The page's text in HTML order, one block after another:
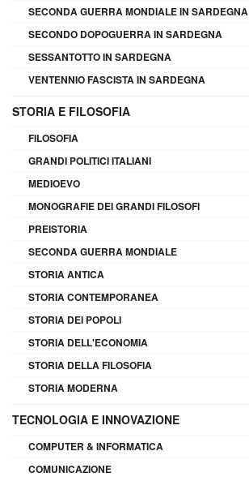
SECONDA GUERRA MONDIALE IN SARDEGNA
SECONDO DOPOGUERRA IN SARDEGNA
SESSANTOTTO IN SARDEGNA
VENTENNIO FASCISTA IN SARDEGNA
STORIA E FILOSOFIA
FILOSOFIA
GRANDI POLITICI ITALIANI
MEDIOEVO
MONOGRAFIE DEI GRANDI FILOSOFI
PREISTORIA
SECONDA GUERRA MONDIALE
STORIA ANTICA
STORIA CONTEMPORANEA
STORIA DEI POPOLI
STORIA DELL'ECONOMIA
STORIA DELLA FILOSOFIA
STORIA MODERNA
TECNOLOGIA E INNOVAZIONE
COMPUTER & INFORMATICA
COMUNICAZIONE